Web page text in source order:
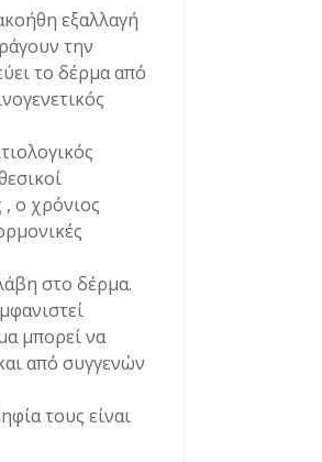
εξαλλαγή
την
το δέρμα από
ο χρόνιος
στο δέρμα.
μπορεί να
από συγγενών
τους είναι